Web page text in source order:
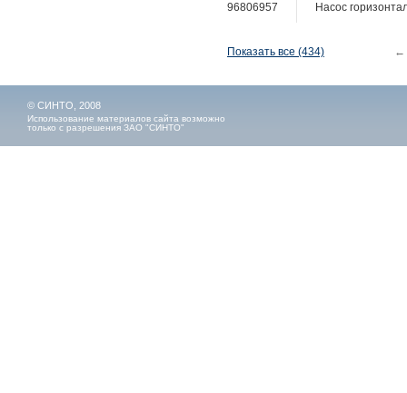
96806957 Насос
Показать все (434) ←
© СИНТО, 2008
Использование материалов сайта возможно
только с разрешения ЗАО "СИНТО"